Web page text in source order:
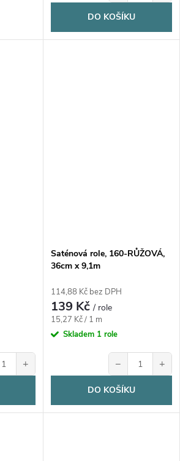
DO KOŠÍKU
+
Saténová role, 160-RŮŽOVÁ,
36cm x 9,1m
114,88 Kč bez DPH
139 Kč/ role
Měrná
cena:
15,27 Kč / 1 m
Skladem 1 role
− +
DO KOŠÍKU